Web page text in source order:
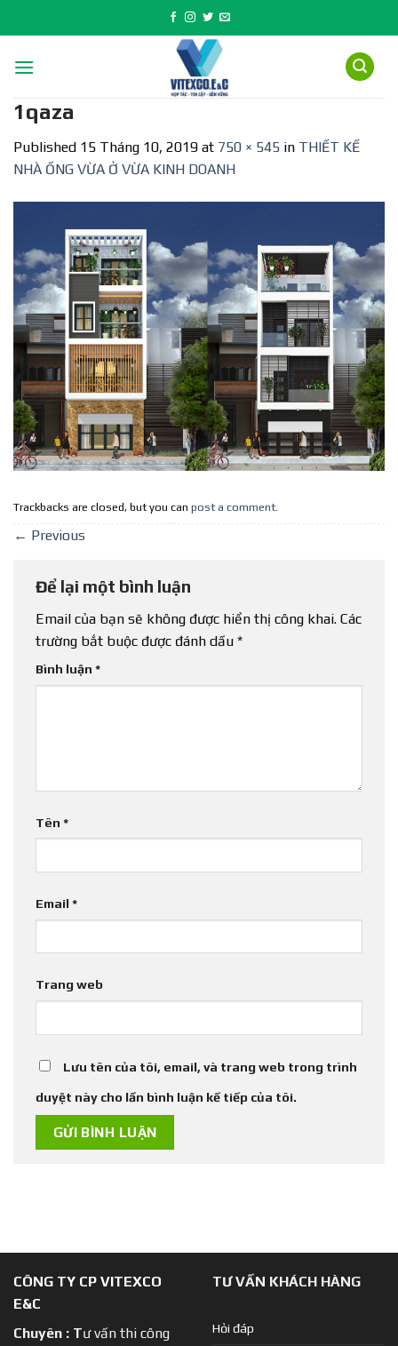
to
1qaza
Published 15 Tháng 10, 2019 at 750 × 545 in THIẾT KẾ
NHÀ ỐNG VỪA Ở VỪA KINH DOANH
Trackbacks are closed, but you can post a comment.
← Previous
Để lại một bình luận
Email của bạn sẽ không được hiển thị công khai. Các
trường bắt buộc được đánh dấu *
Bình luận *
Tên *
Email *
Trang web
Lưu tên của tôi, email, và trang web trong trình
duyệt này cho lần bình luận kế tiếp của tôi.
CÔNG TY CP VITEXCO
E&C
Chuyên : Tư vấn thi công
TƯ VẤN KHÁCH HÀNG
Hỏi đáp